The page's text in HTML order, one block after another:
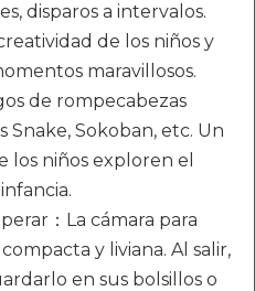
disparos a intervalos.
de los niños y
maravillosos.
de rompecabezas
Sokoban, etc. Un
los niños exploren el
：La cámara para
y liviana. Al salir,
en sus bolsillos o